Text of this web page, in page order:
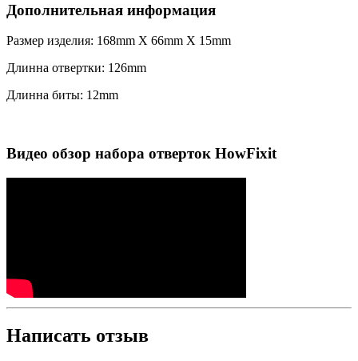
Дополнительная информация
Размер изделия: 168mm X 66mm X 15mm
Длинна отвертки: 126mm
Длинна биты: 12mm
Видео обзор набора отверток HowFixit
Написать отзыв